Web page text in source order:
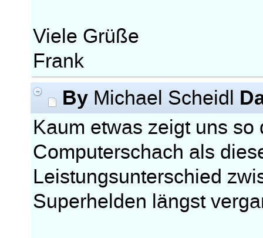
Viele Grüße
Frank
By Michael Scheidl
Kaum etwas zeigt uns
Computerschach als
Leistungsunterschied
Superhelden längst